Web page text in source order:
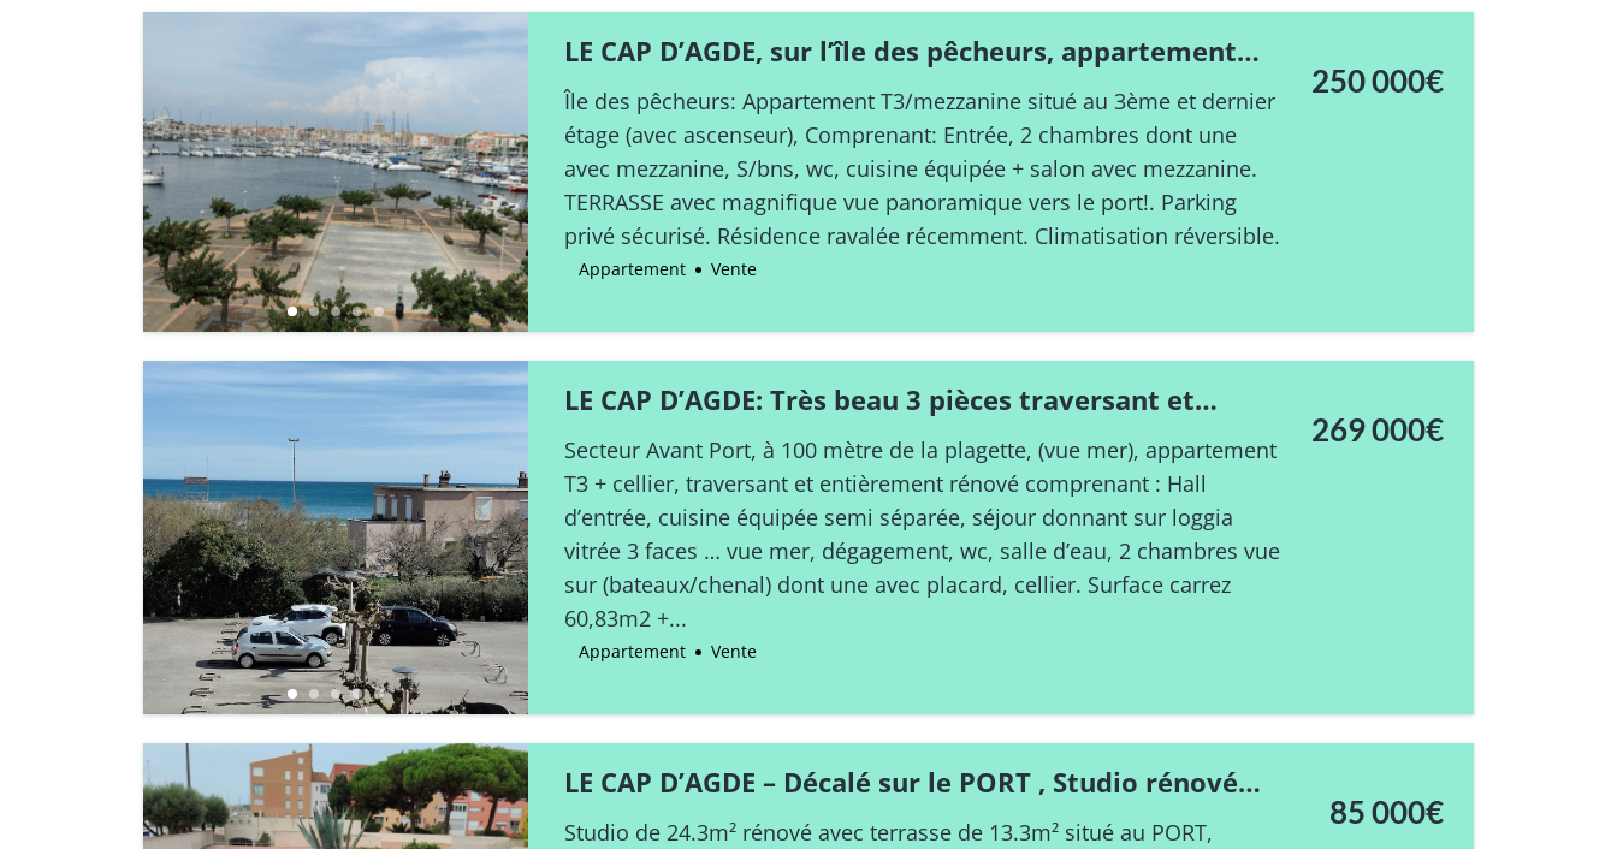
LE CAP D’AGDE, sur l’île des pêcheurs, appartement
T3/Mezzanine, vue port, parking
Île des pêcheurs: Appartement T3/mezzanine situé au 3ème et dernier
étage (avec ascenseur), Comprenant: Entrée, 2 chambres dont une
avec mezzanine, S/bns, wc, cuisine équipée + salon avec mezzanine.
TERRASSE avec magnifique vue panoramique vers le port!. Parking
privé sécurisé. Résidence ravalée récemment. Climatisation réversible.
250 000€
Appartement Vente
LE CAP D’AGDE: Très beau 3 pièces traversant et
rénové. 60m² loi carrez + loggia / Parking. Vue mer et
chenal
Secteur Avant Port, à 100 mètre de la plagette, (vue mer), appartement
T3 + cellier, traversant et entièrement rénové comprenant : Hall
d’entrée, cuisine équipée semi séparée, séjour donnant sur loggia
vitrée 3 faces … vue mer, dégagement, wc, salle d’eau, 2 chambres vue
sur (bateaux/chenal) dont une avec placard, cellier. Surface carrez
60,83m2 +...
269 000€
Appartement Vente
LE CAP D’AGDE – Décalé sur le PORT , Studio rénové
avec terrasse Ouest / 300m des plages
Studio de 24.3m² rénové avec terrasse de 13.3m² situé au PORT,
85 000€